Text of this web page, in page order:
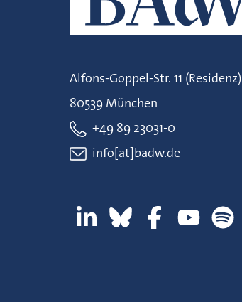
Alfons-Goppel-Str. 11 (Residenz)
80539 München
+49 89 23031-0
info[at]badw.de